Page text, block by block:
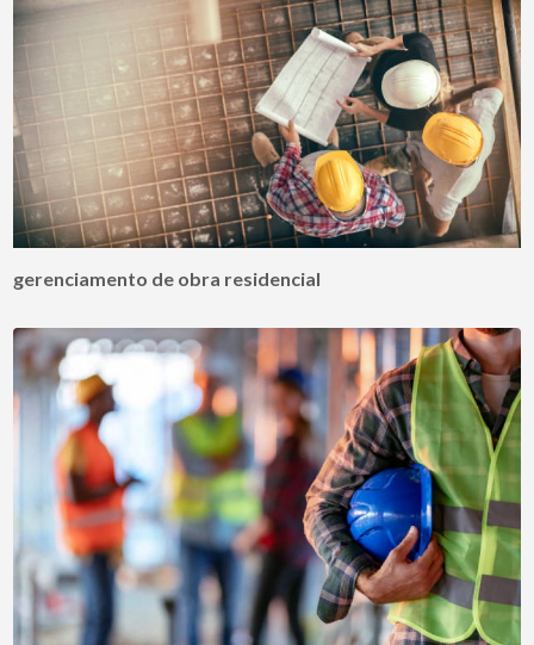
gerenciamento de obra residencial